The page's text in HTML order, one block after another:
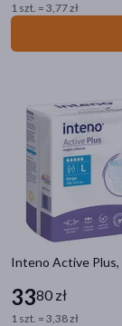
1 szt. = 3,77 zł
Inteno Active Plus,
3380 zł
1 szt. = 3,38 zł